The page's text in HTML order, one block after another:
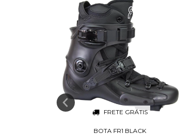
FRETE GRÁTIS
BOTA FR1 BLACK